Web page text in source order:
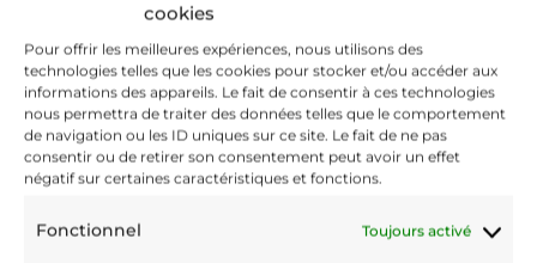
cookies
Pour offrir les meilleures expériences, nous utilisons des
technologies telles que les cookies pour stocker et/ou accéder aux
informations des appareils. Le fait de consentir à ces technologies
nous permettra de traiter des données telles que le comportement
de navigation ou les ID uniques sur ce site. Le fait de ne pas
consentir ou de retirer son consentement peut avoir un effet
négatif sur certaines caractéristiques et fonctions.
Fonctionnel Toujours activé
front-
6202461ab